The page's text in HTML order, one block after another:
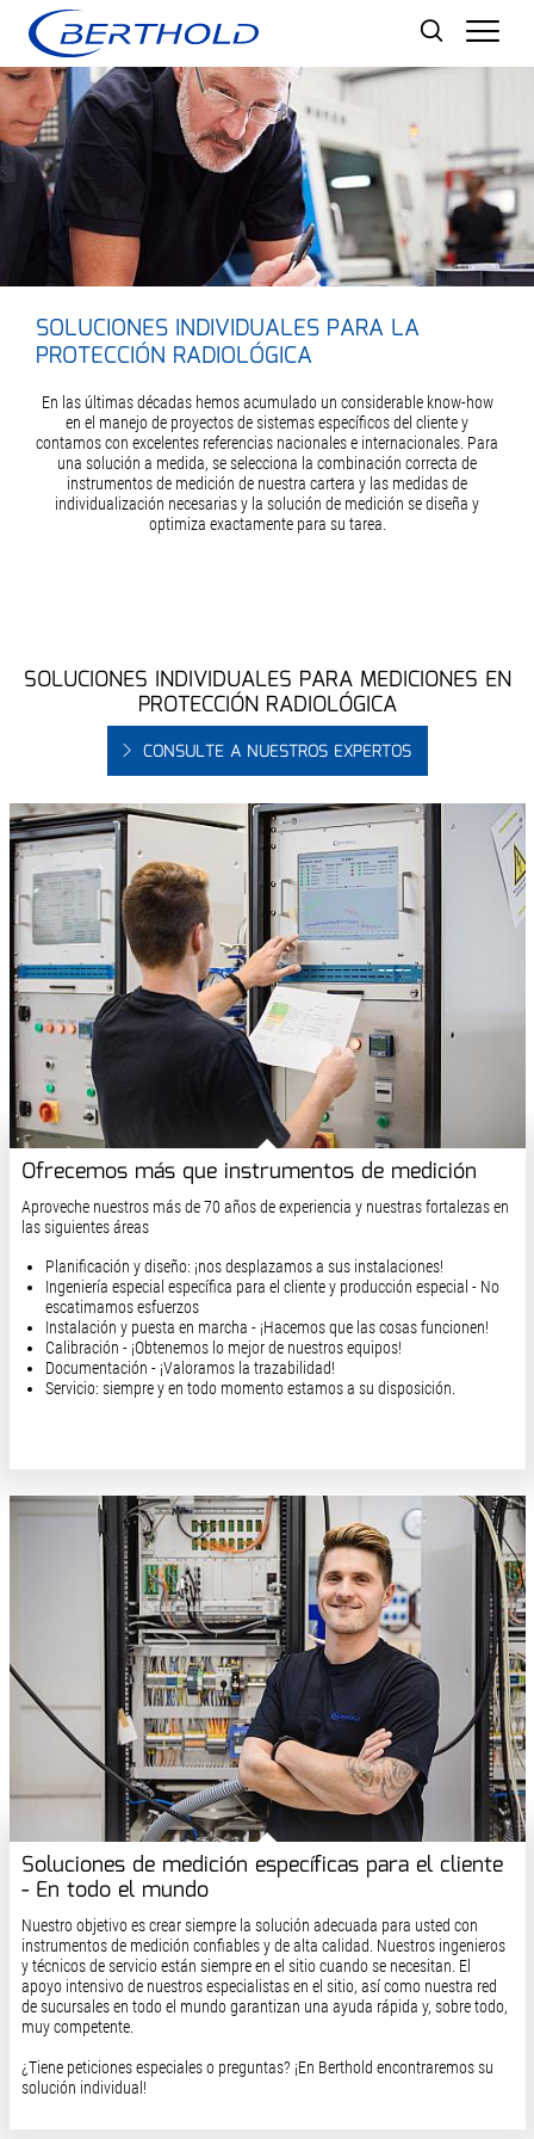
SOLUCIONES INDIVIDUALES PARA LA
PROTECCIÓN RADIOLÓGICA
En las últimas décadas hemos acumulado un considerable know-how
en el manejo de proyectos de sistemas específicos del cliente y
contamos con excelentes referencias nacionales e internacionales. Para
una solución a medida, se selecciona la combinación correcta de
instrumentos de medición de nuestra cartera y las medidas de
individualización necesarias y la solución de medición se diseña y
optimiza exactamente para su tarea.
SOLUCIONES INDIVIDUALES PARA MEDICIONES EN
PROTECCIÓN RADIOLÓGICA
CONSULTE A NUESTROS EXPERTOS
Ofrecemos más que instrumentos de medición
Aproveche nuestros más de 70 años de experiencia y nuestras fortalezas en
las siguientes áreas
Planificación y diseño: ¡nos desplazamos a sus instalaciones!
Ingeniería especial específica para el cliente y producción especial - No
escatimamos esfuerzos
Instalación y puesta en marcha - ¡Hacemos que las cosas funcionen!
Calibración - ¡Obtenemos lo mejor de nuestros equipos!
Documentación - ¡Valoramos la trazabilidad!
Servicio: siempre y en todo momento estamos a su disposición.
Soluciones de medición específicas para el cliente
- En todo el mundo
Nuestro objetivo es crear siempre la solución adecuada para usted con
instrumentos de medición confiables y de alta calidad. Nuestros ingenieros
y técnicos de servicio están siempre en el sitio cuando se necesitan. El
apoyo intensivo de nuestros especialistas en el sitio, así como nuestra red
de sucursales en todo el mundo garantizan una ayuda rápida y, sobre todo,
muy competente.
¿Tiene peticiones especiales o preguntas? ¡En Berthold encontraremos su
solución individual!